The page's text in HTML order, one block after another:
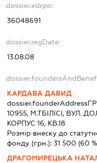
dossier.edrpo:
36048691
dossier.regDate:
13.08.08
КАРДАВА ДАВИД
dossier.founderAddress
10955, М.ТБІЛІСІ, ВУЛ.
КОРПУС 16, КВ.18
Розмір внеску до
фонду (грн.): 31 500 (60
ДРАГОМИРЕЦЬКА